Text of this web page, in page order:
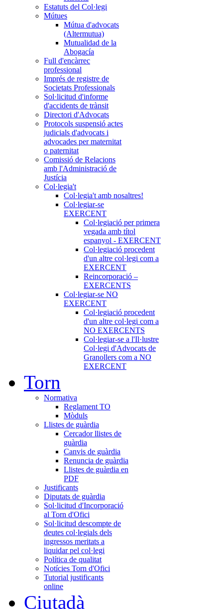
Estatuts del Col·legi
Mútues
Mútua d'advocats
(Altermutua)
Mutualidad de la
Abogacía
Full d'encàrrec
professional
Imprés de registre de
Societats Professionals
Sol·licitud d'informe
d'accidents de trànsit
Directori d'Advocats
Protocols suspensió actes
judicials d'advocats i
advocades per maternitat
o paternitat
Comissió de Relacions
amb l'Administració de
Justícia
Col·legia't
Col·legia't amb nosaltres!
Col·legiar-se
EXERCENT
Col·legiació per primera
vegada amb títol
espanyol - EXERCENT
Col·legiació procedent
d'un altre col·legi com a
EXERCENT
Reincorporació –
EXERCENTS
Col·legiar-se NO
EXERCENT
Col·legiació procedent
d'un altre col·legi com a
NO EXERCENTS
Col·legiar-se a l'Il·lustre
Col·legi d'Advocats de
Granollers com a NO
EXERCENT
Torn
Normativa
Reglament TO
Mòduls
Llistes de guàrdia
Cercador llistes de
guàrdia
Canvis de guàrdia
Renuncia de guàrdia
Llistes de guàrdia en
PDF
Justificants
Diputats de guàrdia
Sol·licitud d'Incorporació
al Torn d'Ofici
Sol·licitud descompte de
deutes col·legials dels
ingressos meritats a
liquidar pel col·legi
Política de qualitat
Notícies Torn d'Ofici
Tutorial justificants
online
Ciutadà